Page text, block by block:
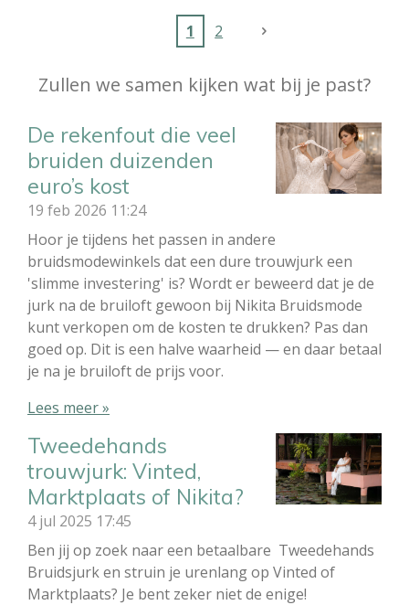
1 2
Zullen we samen kijken wat bij je past?
De rekenfout die veel
bruiden duizenden
euro’s kost
19 feb 2026 11:24
Hoor je tijdens het passen in andere
bruidsmodewinkels dat een dure trouwjurk een
'slimme investering' is? Wordt er beweerd dat je de
jurk na de bruiloft gewoon bij Nikita Bruidsmode
kunt verkopen om de kosten te drukken? Pas dan
goed op. Dit is een halve waarheid — en daar betaal
je na je bruiloft de prijs voor.
Lees meer »
Tweedehands
trouwjurk: Vinted,
Marktplaats of Nikita?
4 jul 2025 17:45
Ben jij op zoek naar een betaalbare Tweedehands
Bruidsjurk en struin je urenlang op Vinted of
Marktplaats? Je bent zeker niet de enige!